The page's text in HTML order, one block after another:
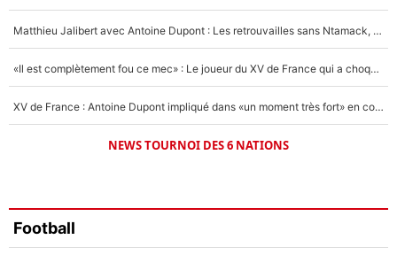
Matthieu Jalibert avec Antoine Dupont : Les retrouvailles sans Ntamack, «il y a eu des discussions»
«Il est complètement fou ce mec» : Le joueur du XV de France qui a choqué Matthieu Jalibert !
XV de France : Antoine Dupont impliqué dans «un moment très fort» en coulisses
NEWS TOURNOI DES 6 NATIONS
Football